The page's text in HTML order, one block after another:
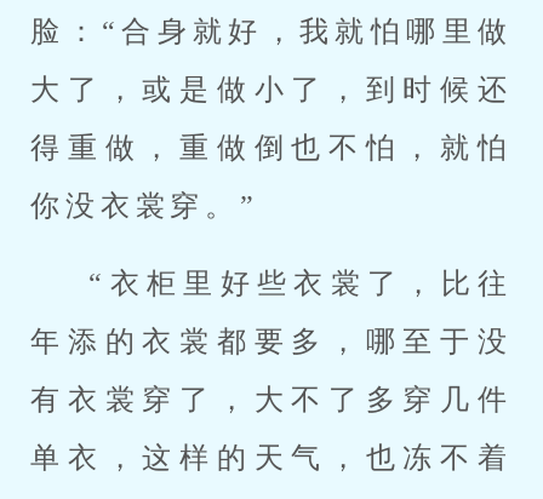
脸：“合身就好，我就怕哪里做
大了，或是做小了，到时候还
得重做，重做倒也不怕，就怕
你没衣裳穿。”
“衣柜里好些衣裳了，比往
年添的衣裳都要多，哪至于没
有衣裳穿了，大不了多穿几件
单衣，这样的天气，也冻不着